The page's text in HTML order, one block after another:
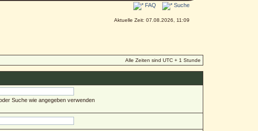
FAQ Suche
Aktuelle Zeit: 07.08.2026, 11:09
Alle Zeiten sind UTC + 1 Stunde
Suche wie angegeben verwenden